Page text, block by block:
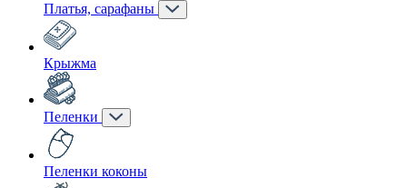
Платья, сарафаны
Крыжма
Пеленки
Пеленки коконы